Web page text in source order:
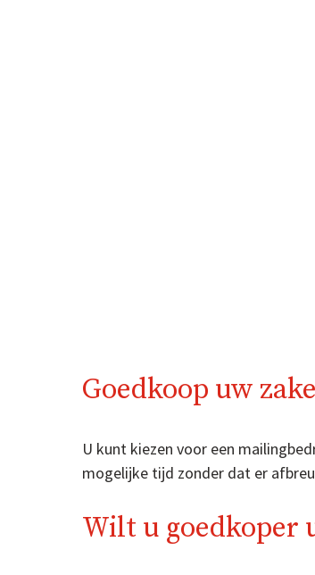
Goedkoop uw
U kunt kiezen voor een
mogelijke tijd zonder dat er
Wilt u goedkoper